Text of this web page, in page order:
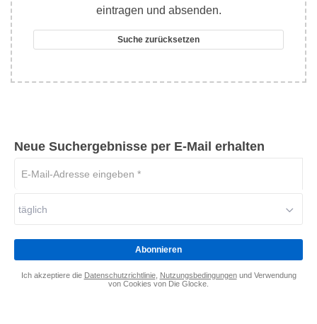
eintragen und absenden.
Suche zurücksetzen
Neue Suchergebnisse per E-Mail erhalten
Adresse
*
täglich
Abonnieren
Ich akzeptiere die Datenschutzrichtlinie, Nutzungsbedingungenund Verwendung
von Cookies von Die Glocke.